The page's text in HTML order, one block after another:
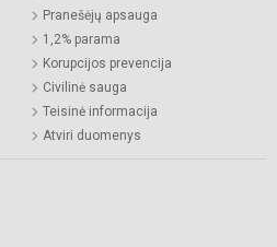
Pranešėjų apsauga
1,2% parama
Korupcijos prevencija
Civilinė sauga
Teisinė informacija
Atviri duomenys